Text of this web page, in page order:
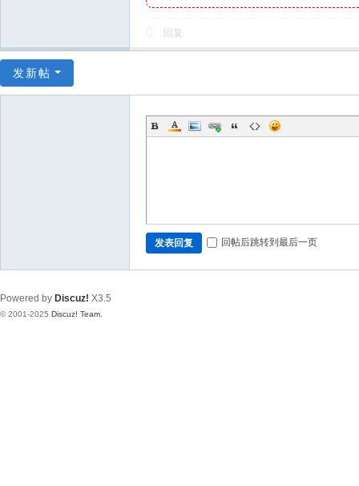
回复
发新帖
发表回复 回帖后跳转到最后一页
Powered by Discuz! X3.5
© 2001-2025 Discuz! Team